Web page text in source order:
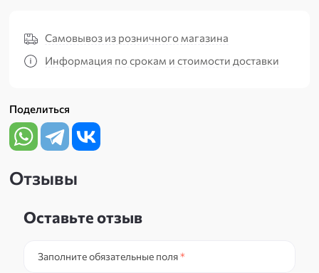
Самовывоз из розничного магазина
Информация по срокам и стоимости доставки
Поделиться
Отзывы
Оставьте отзыв
Заполните обязательные поля*